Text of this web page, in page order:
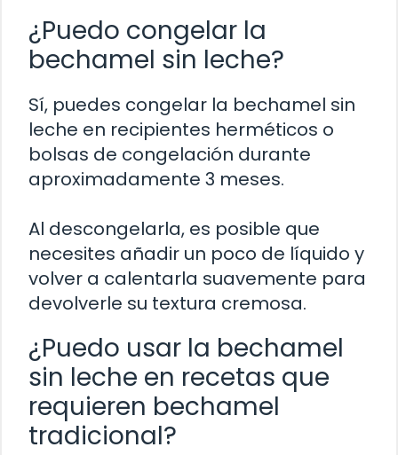
¿Puedo congelar la
bechamel sin leche?
Sí, puedes congelar la bechamel sin
leche en recipientes herméticos o
bolsas de congelación durante
aproximadamente 3 meses.
Al descongelarla, es posible que
necesites añadir un poco de líquido y
volver a calentarla suavemente para
devolverle su textura cremosa.
¿Puedo usar la bechamel
sin leche en recetas que
requieren bechamel
tradicional?